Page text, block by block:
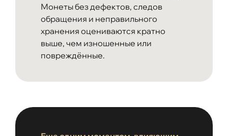
Монеты без дефектов, следов
обращения и неправильного
хранения оцениваются кратно
выше, чем изношенные или
повреждённые.